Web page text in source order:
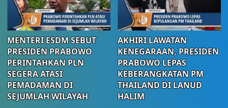
MENTERI ESDM SEBUT
PRESIDEN PRABOWO
PERINTAHKAN PLN
SEGERA ATASI
PEMADAMAN DI
SEJUMLAH WILAYAH
AKHIRI LAWATAN
KENEGARAAN, PRESIDEN
PRABOWO LEPAS
KEBERANGKATAN PM
THAILAND DI LANUD
HALIM